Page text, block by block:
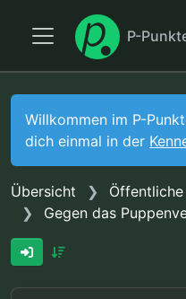
P-
Willkommen im P-
dich einmal in der
Übersicht
Gegen das